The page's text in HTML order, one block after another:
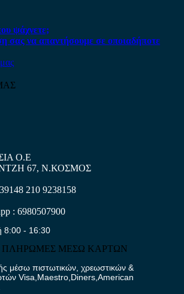
ψάχνετε;
σας να απαντήσουμε σε οποιαδήποτε
Ο.Ε
67, Ν.ΚΟΣΜΟΣ
210 9238158
: 6980507900
8:00 - 16:30
ΠΛΗΡΩΜΕΣ ΜΕΣΩ ΚΑΡΤΩΝ
μέσω πιστωτικών, χρεωστικών &
Visa,Maestro,Diners,American